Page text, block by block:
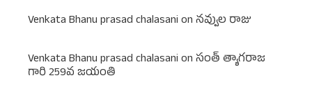
Venkata Bhanu prasad chalasani on నవ్వుల రాజు
Venkata Bhanu prasad chalasani on సంత్ త్యాగరాజ
గారి 259వ జయంతి